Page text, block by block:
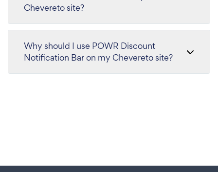
Chevereto site?
Why should I use POWR Discount
Notification Bar on my Chevereto site?